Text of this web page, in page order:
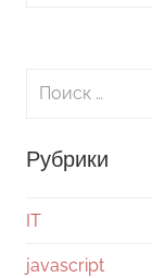
Поиск
Рубрики
IT
javascript